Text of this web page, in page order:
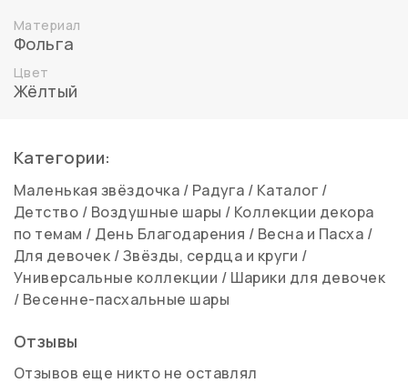
Материал
Фольга
Цвет
Жёлтый
Категории:
Маленькая звёздочка / Радуга / Каталог /
Детство / Воздушные шары / Коллекции декора
по темам / День Благодарения / Весна и Пасха /
Для девочек /Звёзды, сердца и круги /
Универсальные коллекции / Шарики для девочек
/ Весенне-пасхальные шары
Отзывы
Отзывов еще никто не оставлял